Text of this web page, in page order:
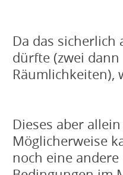
Da das
dürfte (zwei
Räumlichkeiten),
Dieses aber
Möglicherweise
noch eine